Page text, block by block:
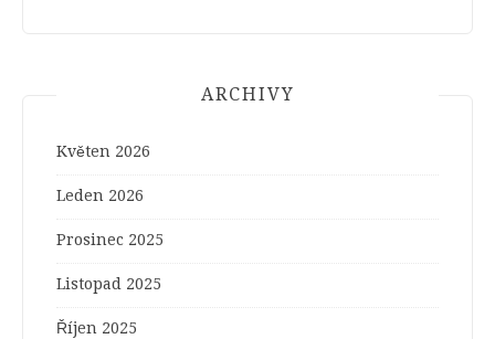
ARCHIVY
Květen 2026
Leden 2026
Prosinec 2025
Listopad 2025
Říjen 2025